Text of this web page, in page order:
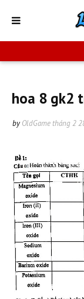
hoa 8 gk2
by OldGame tháng 2